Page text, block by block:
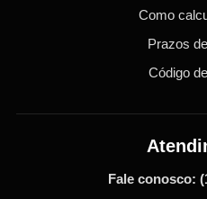
Como
Prazos
Código
Fale conosco: